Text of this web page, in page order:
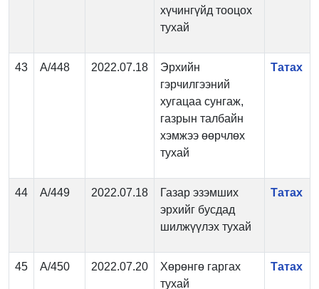
хүчингүйд тооцох
тухай
43 А/448 2022.07.18
Эрхийн
гэрчилгээний
хугацаа сунгаж,
газрын талбайн
хэмжээ өөрчлөх
тухай
Татах
44 А/449 2022.07.18
Газар эзэмших
эрхийг бусдад
шилжүүлэх тухай
Татах
45 А/450 2022.07.20
Хөрөнгө гаргах
тухай
Татах